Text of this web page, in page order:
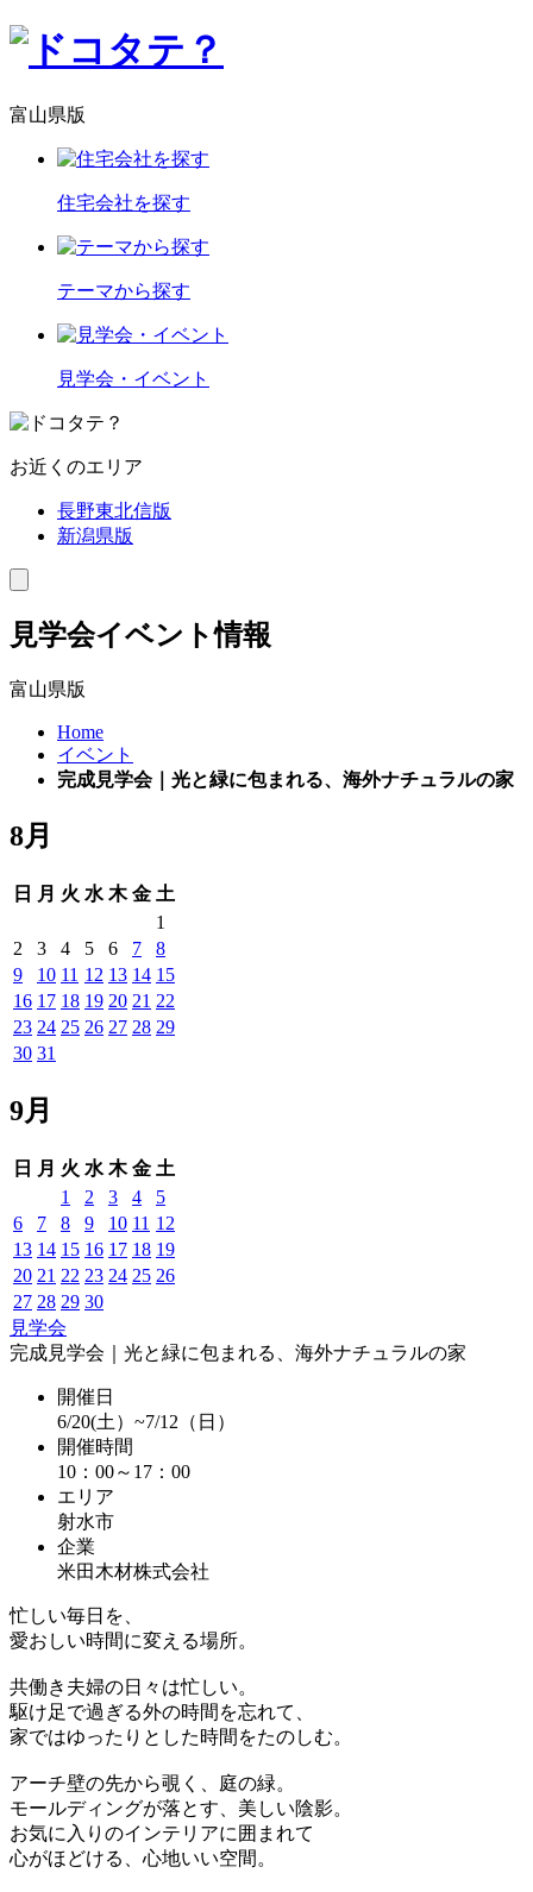
富山県版
住宅会社を探す
テーマから探す
見学会・イベント
お近くのエリア
長野東北信版
新潟県版
toggle
見学会イベント情報
富山県版
Home
イベント
完成見学会｜光と緑に包まれる、海外ナチュラルの家
8月
日 月 火 水 木 金 土
1
2
3 4 5 6 7
8
9
10 11 12 13 14 15
16 17 18 19 20 21 22
23 24 25 26 27 28 29
30 31
9月
日 月 火 水 木 金 土
1
2 3 4
5
6
7 8 9 10 11 12
13 14 15 16 17 18 19
20 21 22 23 24 25 26
27 28 29 30
見学会
完成見学会｜光と緑に包まれる、海外ナチュラルの家
開催日
6/20(土）~7/12（日）
開催時間
10：00～17：00
エリア
射水市
企業
米田木材株式会社
忙しい毎日を、
愛おしい時間に変える場所。
共働き夫婦の日々は忙しい。
駆け足で過ぎる外の時間を忘れて、
家ではゆったりとした時間をたのしむ。
アーチ壁の先から覗く、庭の緑。
モールディングが落とす、美しい陰影。
お気に入りのインテリアに囲まれて
心がほどける、心地いい空間。